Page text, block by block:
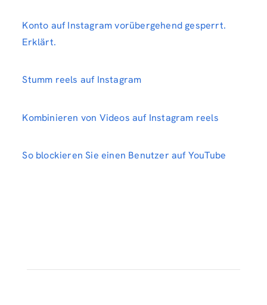
Konto auf Instagram vorübergehend gesperrt.
Erklärt.
Stumm reels auf Instagram
Kombinieren von Videos auf Instagram reels
So blockieren Sie einen Benutzer auf YouTube